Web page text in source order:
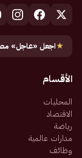
★اجعل «عاجل»
الأقسام
المحليات
الاقتصاد
رياضة
مدارات عالمية
وظائف